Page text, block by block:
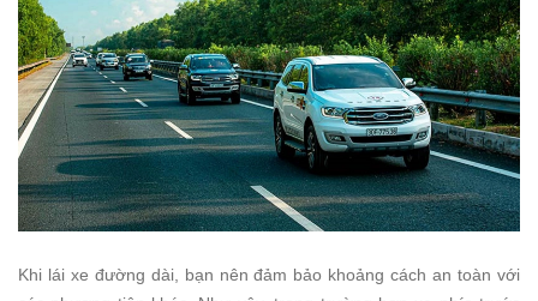
Khi lái xe đường dài, bạn nên đảm bảo khoảng cách an toàn với